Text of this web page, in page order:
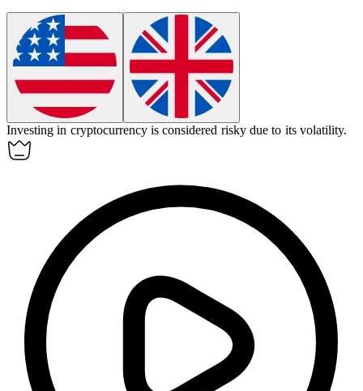
Investing in cryptocurrency is considered risky due to its volatility.